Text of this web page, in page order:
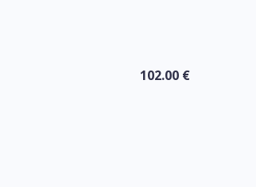
102.00 €